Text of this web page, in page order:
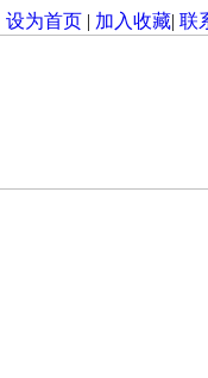
设为首页 | 加入收藏| 联